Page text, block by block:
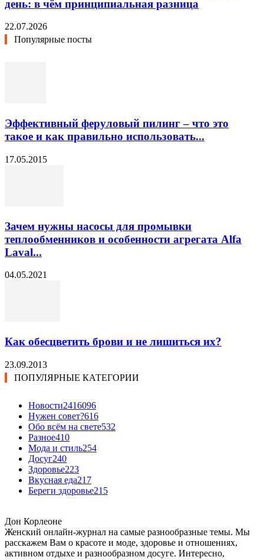
день: в чём принципиальная разница
22.07.2026
Популярные посты
Эффективный феруловый пилинг – что это
такое и как правильно использовать...
17.05.2015
Зачем нужны насосы для промывки
теплообменников и особенности агрегата Alfa
Laval...
04.05.2021
Как обесцветить брови и не лишиться их?
23.09.2013
ПОПУЛЯРНЫЕ КАТЕГОРИИ
Новости2416096
Нужен совет?616
Обо всём на свете532
Разное410
Мода и стиль254
Досуг240
Здоровье223
Вкусная еда217
Береги здоровье215
Дон Корлеоне
Женский онлайн-журнал на самые разнообразные темы. Мы
расскажем Вам о красоте и моде, здоровье и отношениях,
активном отдыхе и разнообразном досуге. Интересно,